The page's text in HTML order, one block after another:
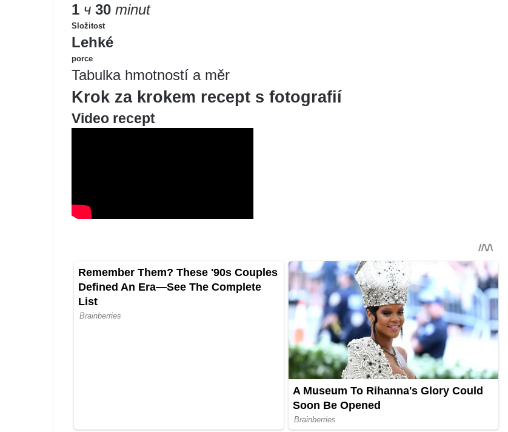
1 ч 30 minut
Složitost
Lehké
porce
Tabulka hmotností a měr
Krok za krokem recept s fotografií
Video recept